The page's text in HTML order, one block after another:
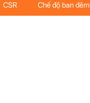
CSR Chế độ ban đêm